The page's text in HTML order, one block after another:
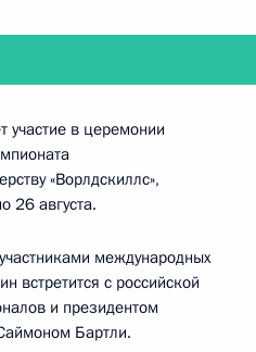
участие в церемонии
«Ворлдскиллс»,
26 августа.
международных
встретится с российской
и президентом
Бартли.